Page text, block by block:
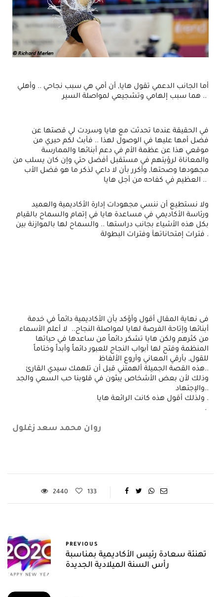
أما الجانب الدعمي تقول هايا, أن أمي هي سبب نجاحي .. وأهلي
هما سبب إلهامي وتشجيعي لمواصلة السير ..
في الحقيقة عندما تحدثت مع هايا وسردت لي قصتها عن
فضل أمها عليها في الوصول لهذا .. فأبث لكم حبري من
موقعي هذا عن عظمة الأم في دعم أبنائها والممارسة
والمعاناة لرؤيتهم في مستقبل أفضل حتي وإن كان يسلب من
مجهودها وصحتها, وأكرر بأن لا داعي لذكر ما هو فضل الأب
العظيم في كفاحه من أجل هايا ..
ولا نستطيع أن ننسي مجهودات إدارة الأكاديمية والعميد
ورئاسة الأكاديمي في مساعدة هايا في إتمام والسماح بالقيام
بكل هذه الأشياء بجانب دراستها .. والسماح لها بالموازنة بين
فترات إمتحاناتهآ وفترات البطولة .
فى نهاية المقال أقول وأؤكد بأن الأكاديمية دائماً في خدمة
أبنائها وإتاحة الفرصة لهايا لمواصلة النجاح.. لا أعلم الأسماء
من كثرهم ولكن هايا تشكر دائماً من ساعدها في حياتها
المنظمة وفتح لها أبواب النجاح للعبور دائماً وأبداً وختاماً
للقول, بأرقي المعاني وأروع الألفاظ
هذه القصة الجميلة ألهمتني قبل أن تلهمك سيدي القارئ..
وذلك لأن بعض الأشخاص يبثون في قلوبنا حب السعي والجد
والإجتهاد..
ولذلك أقول هذه كانت الرائعة هايا .
.
روان محمد سعد زغلول
2440 133
PREVIOUS
تهنئة سعادة رئيس الأكاديمية بمناسبة
رأس السنة الميلادية الجديدة